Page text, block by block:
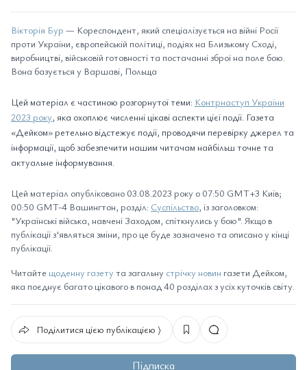
Вікторія Бур — Кореспондент, який спеціалізується на війні Росії
проти України, європейській політиці, подіях на Близькому Сході,
виробництві, військовій готовності та постачанні зброї на поле бою.
Вона базується у Варшаві, Польща
Цей матеріал є частиною розгорнутої теми: Контрнаступ України
2023 року, яка охоплює численні цікаві аспекти цієї події. Газета
«Дейком» ретельно відстежує події, проводячи перевірку джерел та
інформації, щоб забезпечити нашим читачам найбільш точне та
актуальне інформування.
Цей матеріал опубліковано 03.08.2023 року о 07:50 GMT+3 Київ;
00:50 GMT-4 Вашингтон, розділ: Суспільство, із заголовком:
"Українські війська, навчені Заходом, спіткнулись у бою". Якщо в
публікації з'являться зміни, про це буде зазначено та описано у кінці
публікації.
Читайте щоденну газету та загальну стрічку новин газети Дейком,
яка поєднує багато цікавого в понад 40 розділах з усіх куточків світу.
Поділитися цією публікацією ⟩
Підписка